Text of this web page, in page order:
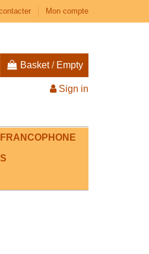
Mon compte
Basket / Empty
Sign in